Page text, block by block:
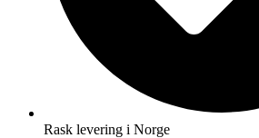
Rask levering i Norge